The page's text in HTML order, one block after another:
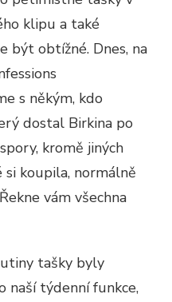
MÉNĚ
NEŽ
60
000
klipu a také
být obtížné. Dnes, na
s někým, kdo
dostal Birkina po
kromě jiných
si koupila, normálně
vám všechna
tašky byly
naší týdenní funkce,